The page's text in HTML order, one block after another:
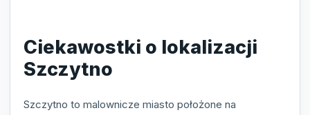
Ciekawostki o lokalizacji
Szczytno
Szczytno to malownicze miasto położone na